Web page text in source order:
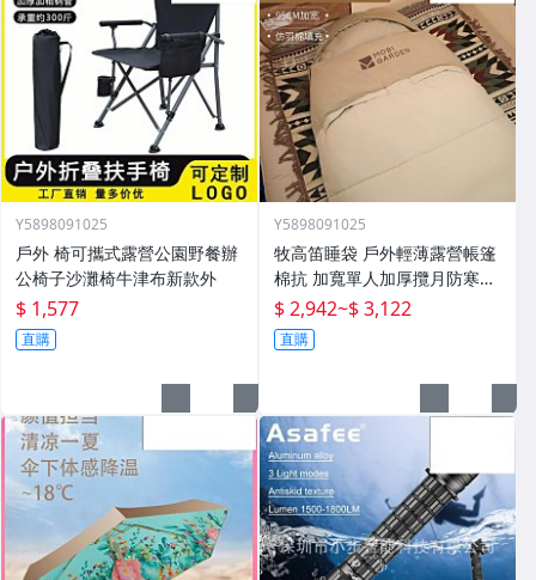
Y5898091025
戶外 椅可攜式露營公園野餐辦
公椅子沙灘椅牛津布新款外
$ 1,577
直購
Y5898091025
牧高笛睡袋 戶外輕薄露營帳篷
棉抗 加寬單人加厚攬月防寒被
子
$ 2,942~$ 3,122
直購